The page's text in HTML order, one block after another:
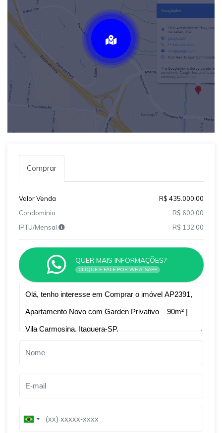
Comprar
Valor Venda
R$ 435.000,00
Condomínio
R$ 600,00
IPTU/Mensal
R$ 132,00
QUER MAIS INFORMAÇÕES?
CLIQUE E FALE POR WHATSAPP
B